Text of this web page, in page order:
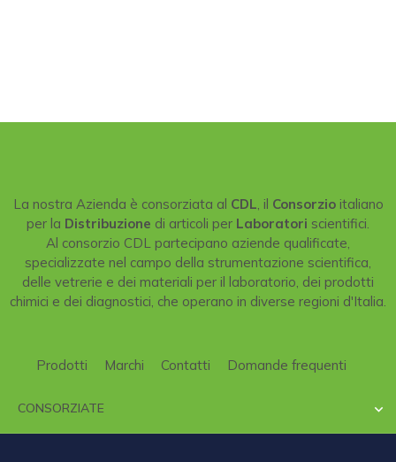
La nostra Azienda è consorziata al CDL, il Consorzioitaliano
per la Distribuzione di articoli per Laboratori scientifici.
Al consorzio CDL partecipano aziende qualificate,
specializzate nel campo della strumentazione scientifica,
delle vetrerie e dei materiali per il laboratorio, dei prodotti
chimici e dei diagnostici, che operano in diverse regioni d'Italia.
Prodotti Marchi Contatti Domande frequenti
CONSORZIATE 